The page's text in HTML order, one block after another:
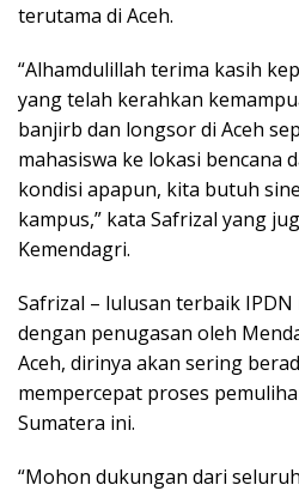
terutama di Aceh.
“Alhamdulillah terima kasih
yang telah kerahkan
banjirb dan longsor di Aceh
mahasiswa ke lokasi bencana
kondisi apapun, kita butuh
kampus,” kata Safrizal yang
Kemendagri.
Safrizal – lulusan terbaik
dengan penugasan oleh
Aceh, dirinya akan sering
mempercepat proses
Sumatera ini.
“Mohon dukungan dari